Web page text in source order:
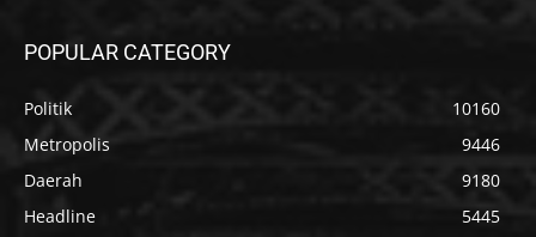
POPULAR CATEGORY
Politik
10160
Metropolis
9446
Daerah
9180
Headline
5445